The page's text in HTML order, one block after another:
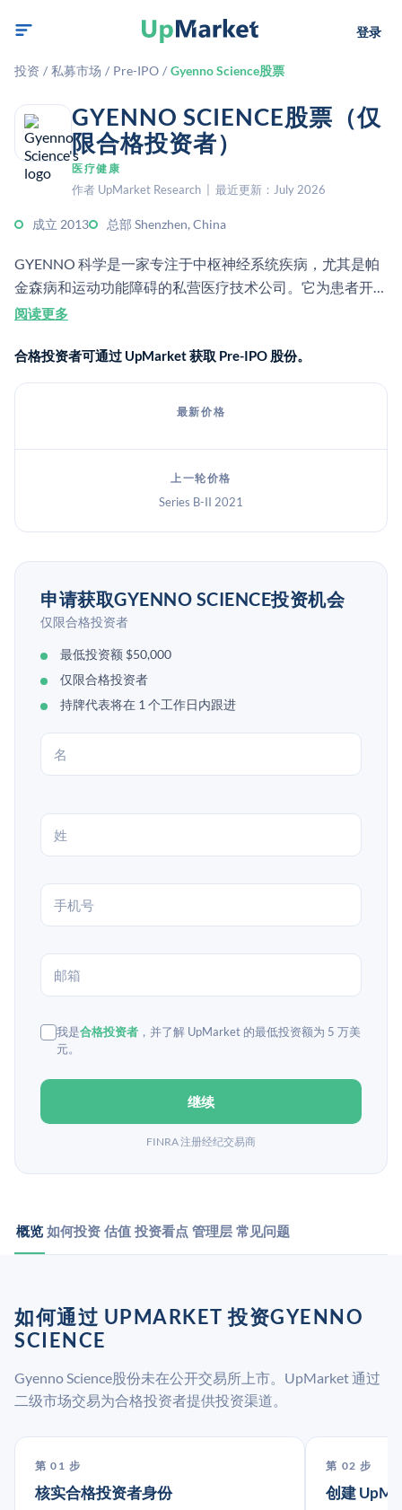
登录
投资 / 私募市场 / Pre-IPO / Gyenno Science股票
GYENNO SCIENCE股票（仅
限合格投资者）
医疗健康
作者 UpMarket Research | 最近更新：July 2026
成立 2013 总部 Shenzhen, China
GYENNO 科学是一家专注于中枢神经系统疾病，尤其是帕
金森病和运动功能障碍的私营医疗技术公司。它为患者开发
由人工智能和机器人技术赋能的辅助设备及其他医疗保健产
阅读更多
合格投资者可通过 UpMarket 获取 Pre-IPO 股份。
最新价格
上一轮价格
Series B-II 2021
申请获取GYENNO SCIENCE投资机会
仅限合格投资者
最低投资额 $50,000
仅限合格投资者
持牌代表将在 1 个工作日内跟进
我是合格投资者 ，并了解 UpMarket 的最低投资额为 5 万美
元。
继续
FINRA 注册经纪交易商
概览 如何投资 估值 投资看点 管理层 常见问题
如何通过 UPMARKET 投资GYENNO
SCIENCE
Gyenno Science股份未在公开交易所上市。UpMarket 通过
二级市场交易为合格投资者提供投资渠道。
第 01 步
核实合格投资者身份
第 02 步
创建